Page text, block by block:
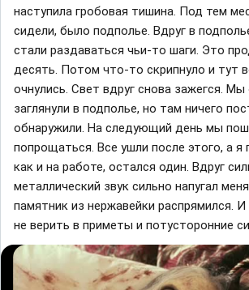
наступила гробовая тишина. Под тем
сидели, было подполье. Вдруг в
стали раздаваться чьи-то шаги. Это
десять. Потом что-то скрипнуло и тут
очнулись. Свет вдруг снова зажегся.
заглянули в подполье, но там ничего
обнаружили. На следующий день мы
попрощаться. Все ушли после этого, а я
как и на работе, остался один. Вдруг
металлический звук сильно напугал
памятник из нержавейки распрямился. И
не верить в приметы и потусторонние